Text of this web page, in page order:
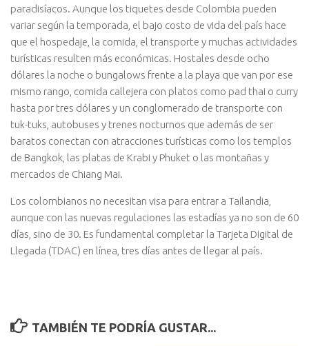
paradisíacos. Aunque los tiquetes desde Colombia pueden
variar según la temporada, el bajo costo de vida del país hace
que el hospedaje, la comida, el transporte y muchas actividades
turísticas resulten más económicas. Hostales desde ocho
dólares la noche o bungalows frente a la playa que van por ese
mismo rango, comida callejera con platos como pad thai o curry
hasta por tres dólares y un conglomerado de transporte con
tuk-tuks, autobuses y trenes nocturnos que además de ser
baratos conectan con atracciones turísticas como los templos
de Bangkok, las platas de Krabi y Phuket o las montañas y
mercados de Chiang Mai.
Los colombianos no necesitan visa para entrar a Tailandia,
aunque con las nuevas regulaciones las estadías ya no son de 60
días, sino de 30. Es fundamental completar la Tarjeta Digital de
Llegada (TDAC) en línea, tres días antes de llegar al país.
TAMBIÉN TE PODRÍA GUSTAR...